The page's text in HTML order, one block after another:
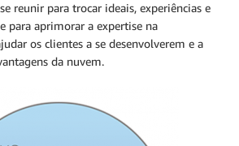
reunir para trocar ideais, experiências e
para aprimorar a expertise na
os clientes a se desenvolverem e a
da nuvem.